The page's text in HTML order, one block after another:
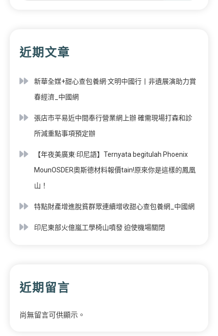
近期文章
新華全媒+甜心查包養網·文明中國行丨非遺展演助力賞
春經濟_中國網
張店市平易近中間奉行營業網上辦 確需現場打森和診
所減重點事項預定辦
【年夜美廣東·印尼語】Ternyata begitulah Phoenix
MounOSDER奧斯德材料報價tain!原來你是這樣的鳳凰
山！
特點財產增進脫貧群眾連續增收甜心查包養網_中國網
印尼東部火億嵐工學椅山噴發 迫使機場關閉
近期留言
尚無留言可供顯示。